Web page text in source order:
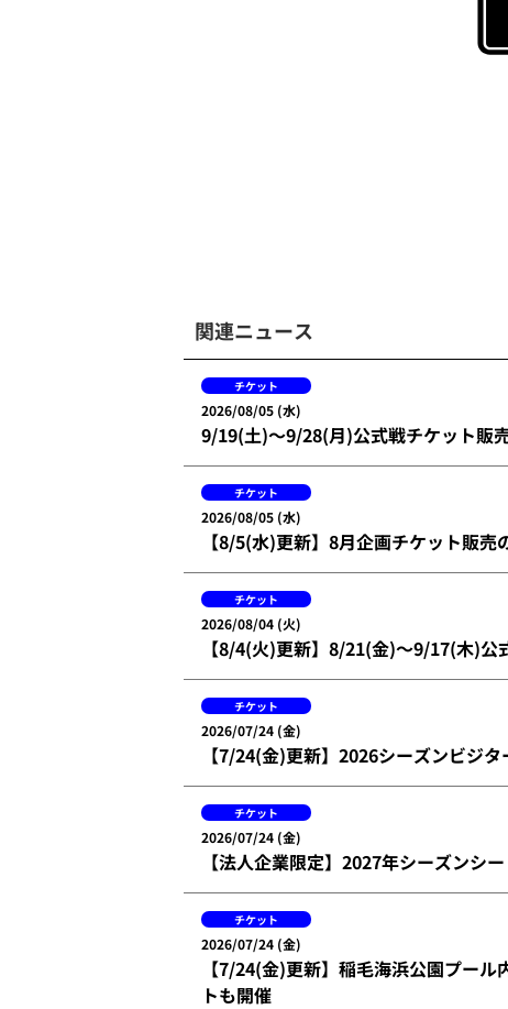
関連ニュース
チケット
2026/08/05 (水)
9/19(土)～9/28(月)公式戦チケット販
チケット
2026/08/05 (水)
【8/5(水)更新】8月企画チケット販売
チケット
2026/08/04 (火)
【8/4(火)更新】8/21(金)～9/17(木)公
チケット
2026/07/24 (金)
【7/24(金)更新】2026シーズンビジ
チケット
2026/07/24 (金)
【法人企業限定】2027年シーズンシ
チケット
2026/07/24 (金)
【7/24(金)更新】稲毛海浜公園プー
トも開催